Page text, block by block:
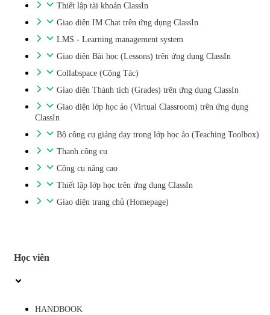
Thiết lập tài khoản ClassIn
Giao diện IM Chat trên ứng dụng ClassIn
LMS - Learning management system
Giao diện Bài học (Lessons) trên ứng dụng ClassIn
Collabspace (Cộng Tác)
Giao diện Thành tích (Grades) trên ứng dụng ClassIn
Giao diện lớp học ảo (Virtual Classroom) trên ứng dụng
ClassIn
Bộ công cụ giảng dạy trong lớp học ảo (Teaching Toolbox)
Thanh công cụ
Công cụ nâng cao
Thiết lập lớp học trên ứng dụng ClassIn
Giao diện trang chủ (Homepage)
Học viên
HANDBOOK